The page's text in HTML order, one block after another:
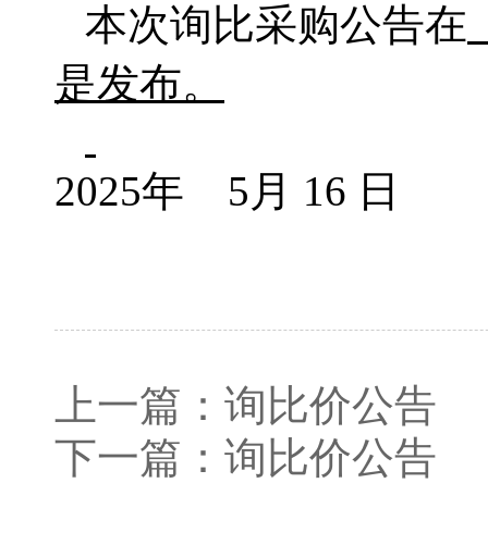
本次询比采购公告在
是发布。
2025年 5月 16 日
上一篇： 询比价公告
下一篇： 询比价公告